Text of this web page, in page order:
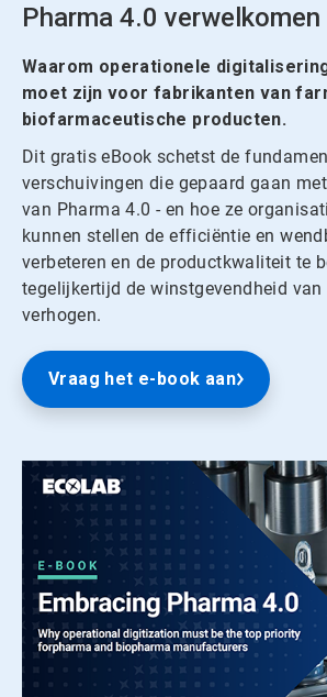
Pharma 4.0 verwelkomen
Waarom operationele
moet zijn voor fabrikanten van
biofarmaceutische producten.
Dit gratis eBook schetst de
verschuivingen die gepaard gaan
van Pharma 4.0 - en hoe ze
kunnen stellen de efficiëntie en
verbeteren en de productkwaliteit te
tegelijkertijd de winstgevendheid
verhogen.
Vraag het e-book aan